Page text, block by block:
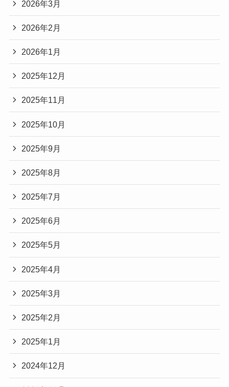
2026年3月
2026年2月
2026年1月
2025年12月
2025年11月
2025年10月
2025年9月
2025年8月
2025年7月
2025年6月
2025年5月
2025年4月
2025年3月
2025年2月
2025年1月
2024年12月